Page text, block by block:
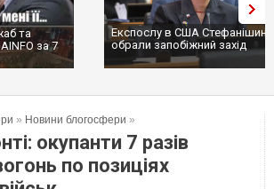
та
за 7
Експослу в США
обрали запобіжний захід
» Новини блогосфери »
окупанти 7 разів
по позиціях